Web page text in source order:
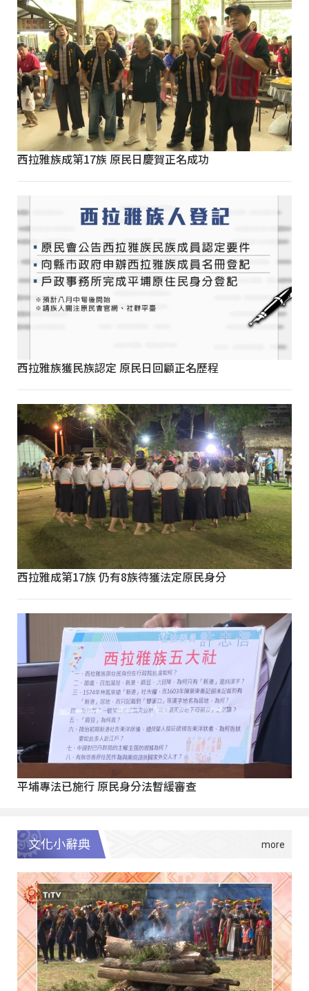
西拉雅族成第17族 原民日慶賀正名成功
西拉雅族獲民族認定 原民日回顧正名歷程
西拉雅成第17族 仍有8族待獲法定原民身分
平埔專法已施行 原民身分法暫緩審查
文化小辭典